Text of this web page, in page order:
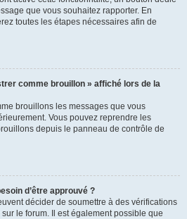
que vous souhaitez rapporter. En
toutes les étapes nécessaires afin de
comme brouillon » affiché lors de la
brouillons les messages que vous
Vous pouvez reprendre les
depuis le panneau de contrôle de
d’être approuvé ?
décider de soumettre à des vérifications
le forum. Il est également possible que